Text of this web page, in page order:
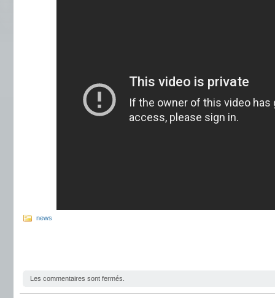
news
Les commentaires sont fermés.